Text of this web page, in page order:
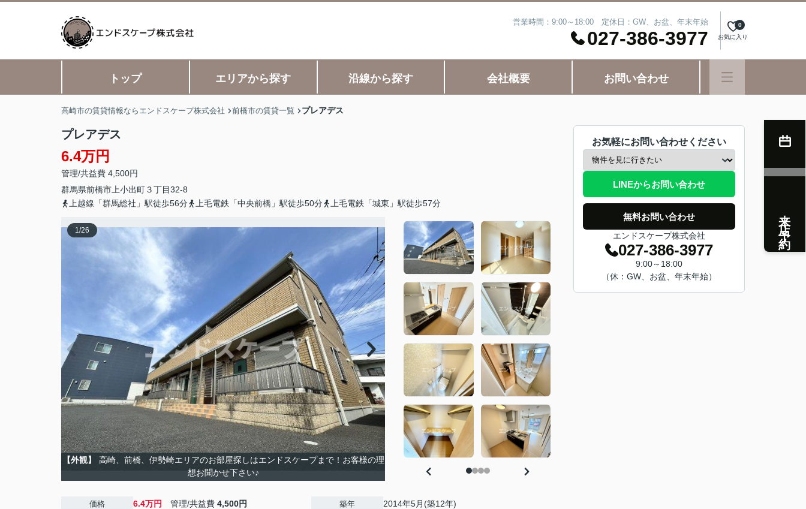
営業時間：9:00～18:00 定休日：GW、お盆、年末年始
027-386-3977 お気に入り
0
トップ エリアから探す 沿線から探す 会社概要 お問い合わせ
高崎市の賃貸情報ならエンドスケープ株式会社 前橋市の賃貸一覧 プレアデス
プレアデス
6.4万円
管理/共益費 4,500円
群馬県前橋市 上小出町３丁目32-8
上越線「群馬総社」駅徒歩56分
上毛電鉄「中央前橋」駅徒歩50分 上毛電鉄「城東」駅徒歩57分
1/26
【外観】
高崎、前橋、伊勢崎エリアのお部屋探しはエンドスケープまで！お客様の理
想お聞かせ下さい♪
価格 6.4万円 管理/共益費 4,500円 築年 2014年5月(築12年)
お気軽にお問い合わせください
LINEからお問い合わせ
無料お問い合わせ
エンドスケープ株式会社
027-386-3977
9:00～18:00
（休：GW、お盆、年末年始）
来店予約